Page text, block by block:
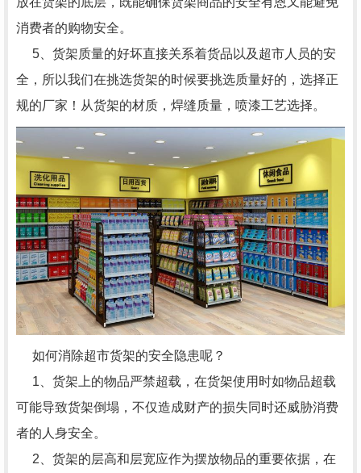
消费者的购物安全。
5、货架质量的好坏直接关系着货品以及超市人员的安
全，所以我们在挑选货架的时候要挑选质量好的，选择正
规的厂家！从货架的材质，焊缝质量，喷漆工艺选择。
如何消除超市货架的安全隐患呢？
1、货架上的物品严禁超载，在货架使用时如物品超载
可能导致货架倒塌，不仅造成财产的损失同时还威胁消费
者的人身安全。
2、货架的层高和层宽应作为摆放物品的重要依据，在